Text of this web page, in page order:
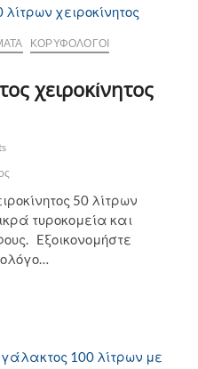
ΚΟΡΥΦΟΛΌΓΟΙ
χειροκίνητος
50 λίτρων
τυροκομεία και
Eξοικονομήστε